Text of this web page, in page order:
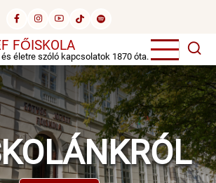
FŐISKOLA
életre szóló kapcsolatok 1870 óta.